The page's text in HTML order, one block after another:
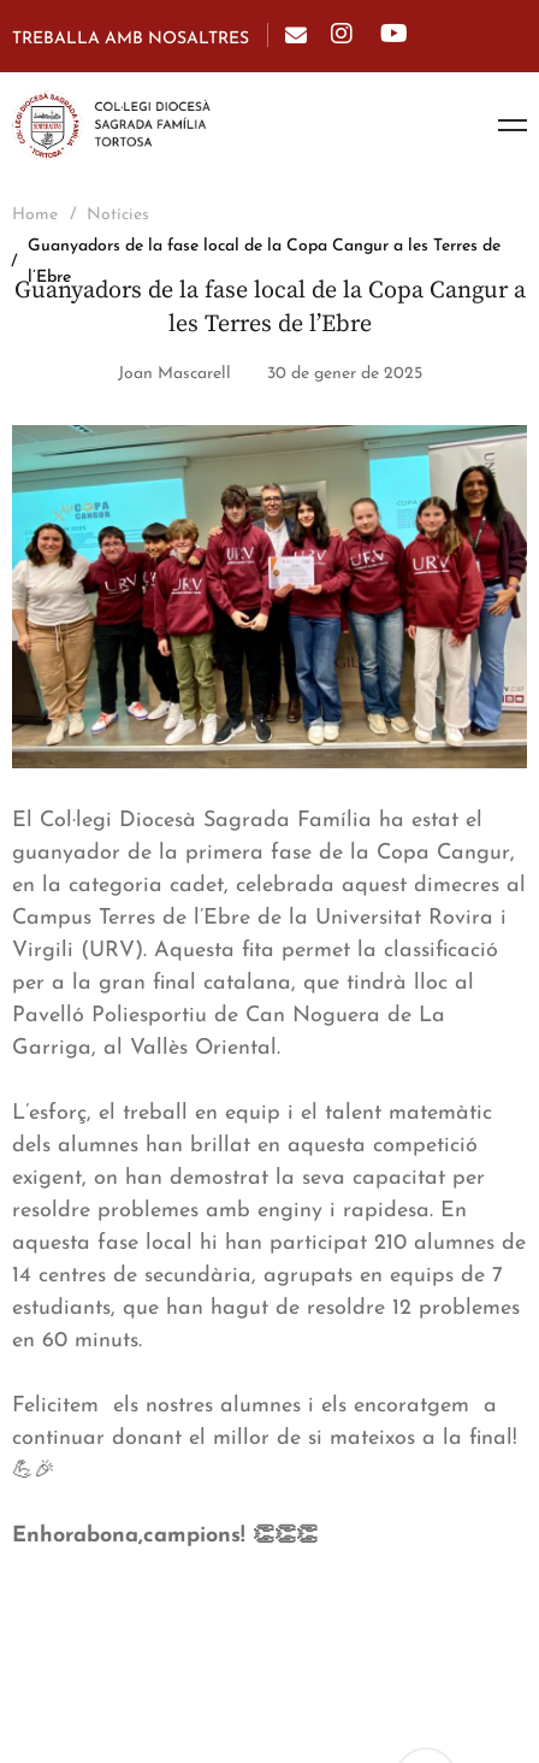
TREBALLA AMB NOSALTRES
Home
Notícies
Guanyadors de la fase local de la Copa Cangur a les Terres de
l’Ebre
Guanyadors de la fase local de la Copa Cangur a
les Terres de l’Ebre
Joan Mascarell 30 de gener de 2025
El Col·legi Diocesà Sagrada Família ha estat el
guanyador de la primera fase de la Copa Cangur,
en la categoria cadet, celebrada aquest dimecres al
Campus Terres de l’Ebre de la Universitat Rovira i
Virgili (URV). Aquesta fita permet la classificació
per a la gran final catalana, que tindrà lloc al
Pavelló Poliesportiu de Can Noguera de La
Garriga, al Vallès Oriental.
L’esforç, el treball en equip i el talent matemàtic
dels alumnes han brillat en aquesta competició
exigent, on han demostrat la seva capacitat per
resoldre problemes amb enginy i rapidesa. En
aquesta fase local hi han participat 210 alumnes de
14 centres de secundària, agrupats en equips de 7
estudiants, que han hagut de resoldre 12 problemes
en 60 minuts.
Felicitem els nostres alumnes i els encoratgem a
continuar donant el millor de si mateixos a la final!
💪🎉
Enhorabona,campions! 👏👏👏